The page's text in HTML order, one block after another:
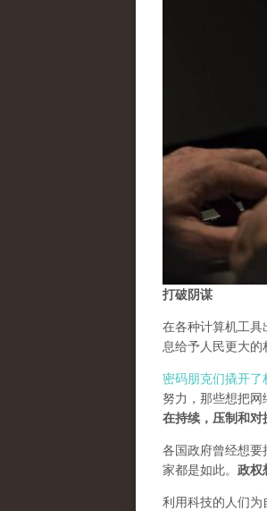
打破阴谋
在各种计算机工具
息给予人民更大的
密码朋克们撬开
努力，那些想把网
在持续，压制和对
各国政府曾经想要
家都是如此。 政权
利用科技的人们为